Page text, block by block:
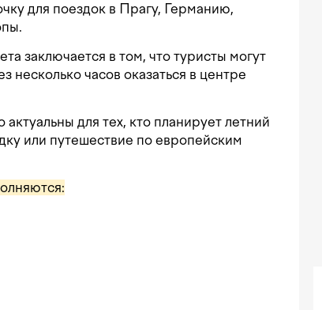
для поездок в Прагу, Германию,
заключается в том, что туристы могут
несколько часов оказаться в центре
для тех, кто планирует летний
или путешествие по европейским